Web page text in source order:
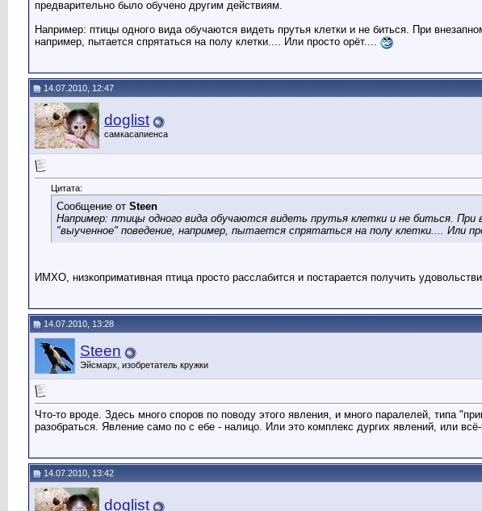
предварительно было обучено другим действиям.
Например: птицы одного вида обучаются видеть прутья клетки и не биться. При
например, пытается спрятаться на полу клетки.... Или просто орёт....
14.07.2010, 12:47
doglist
самкасапиенса
Цитата:
Сообщение от Steen
Например: птицы одного вида обучаются видеть прутья клетки и не биться.
"выученное" поведение, например, пытается спрятаться на полу клетки.... Или
ИМХО, низкопримативная птица просто расслабится и постарается получить
14.07.2010, 13:28
Steen
Эйсмарх, изобретатель кружки
Что-то вроде. Здесь много споров по поводу этого явления, и много паралелей, типа
разобраться. Явление само по с ебе - налицо. Или это комплекс дургих явлений, или всё-
14.07.2010, 13:42
doglist